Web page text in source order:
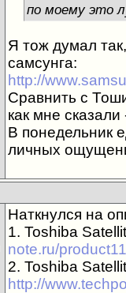
по моему это
Я тож думал
самсунга:
http://
Сравнить с
как мне
В понедельник
личных
Наткнулся на
1. Toshiba
note.ru/
2. Toshiba
http://